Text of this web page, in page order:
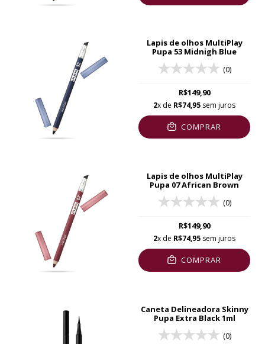
Lapis de olhos MultiPlay
Pupa 53 Midnigh Blue
(0)
R$149,90
2x de R$74,95 sem juros
COMPRAR
Lapis de olhos MultiPlay
Pupa 07 African Brown
(0)
R$149,90
2x de R$74,95 sem juros
COMPRAR
Caneta Delineadora Skinny
Pupa Extra Black 1ml
(0)